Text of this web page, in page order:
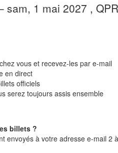
sam, 1 mai 2027 ,
vous et recevez-les par e-mail
en direct
officiels
serez toujours assis ensemble
billets ?
envoyés à votre adresse e-mail 2